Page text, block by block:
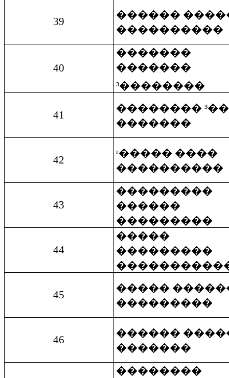
39
������
����������
40
�������
�������
³��������
41
��������
�������
42
ʳ����� ����
����������
43
���������
������
���������
44
�����
���������
45
�����
���������
46
������
�������
��������